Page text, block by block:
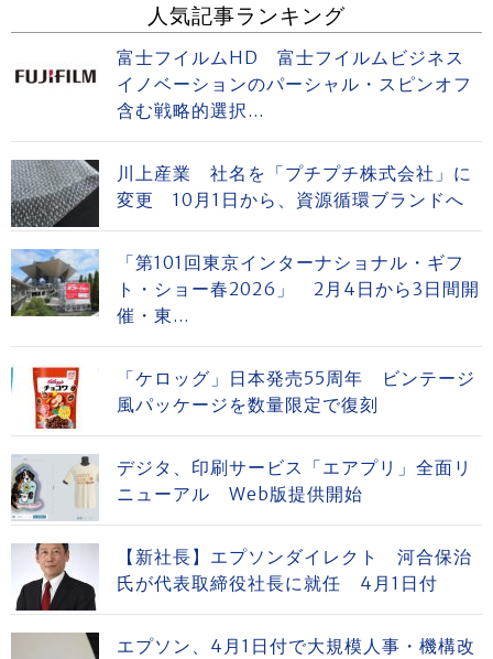
人気記事ランキング
富士フイルムHD 富士フイルムビジネス
イノベーションのパーシャル・スピンオフ
含む戦略的選択...
川上産業 社名を「プチプチ株式会社」に
変更 10月1日から、資源循環ブランドへ
「第101回東京インターナショナル・ギフ
ト・ショー春2026」 2月4日から3日間開
催・東...
「ケロッグ」日本発売55周年 ビンテージ
風パッケージを数量限定で復刻
デジタ、印刷サービス「エアプリ」全面リ
ニューアル Web版提供開始
【新社長】エプソンダイレクト 河合保治
氏が代表取締役社長に就任 4月1日付
エプソン、4月1日付で大規模人事・機構改